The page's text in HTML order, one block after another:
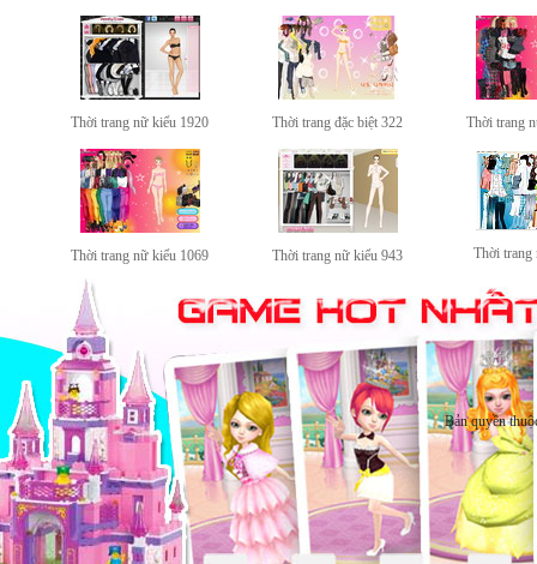
Thời trang nữ kiểu 1920 Thời trang đặc biệt 322 Thời trang
Thời trang nữ kiểu 1069 Thời trang nữ kiểu 943 Thời trang
Bản quyền